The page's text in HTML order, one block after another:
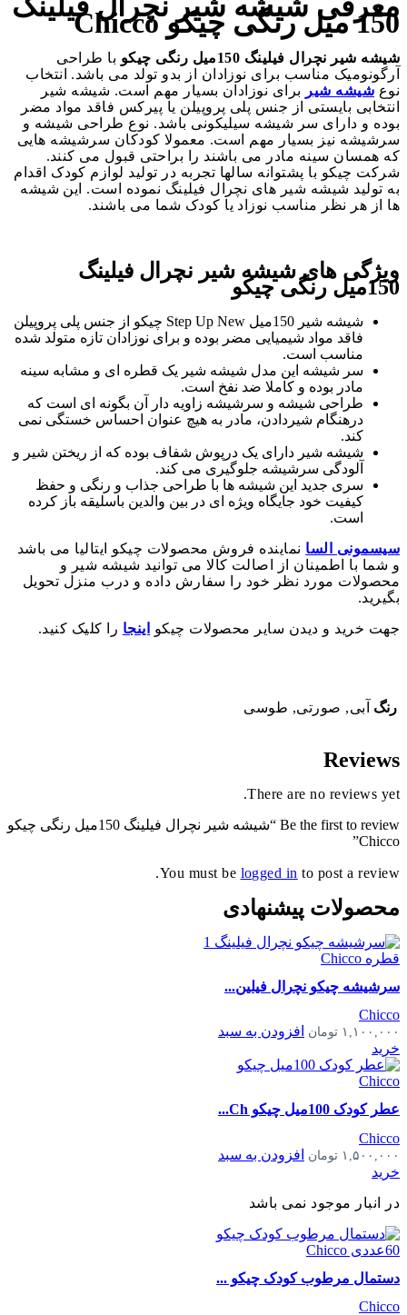
150 میل رنگی چیکو Chicco
شیشه شیر نچرال فیلینگ 150میل رنگی چیکو
با طراحی
آرگونومیک مناسب برای نوزادان از بدو تولد می باشد. انتخاب
نوع شیشه شیر
برای نوزادان بسیار مهم است. شیشه شیر
انتخابی بایستی از جنس پلی پروپیلن یا پیرکس فاقد مواد مضر
بوده و دارای سر شیشه سیلیکونی باشد. نوع طراحی شیشه و
سرشیشه نیز بسیار مهم است. معمولا کودکان سرشیشه هایی
که همسان سینه مادر می باشند را براحتی قبول می کنند.
شرکت چیکو با پشتوانه سالها تجربه در تولید لوازم کودک اقدام
به تولید شیشه شیر های نچرال فیلینگ نموده است. این شیشه
ها از هر نظر مناسب نوزاد یا کودک شما می باشند.
ویژگی های شیشه شیر نچرال فیلینگ
150میل رنگی چیکو
شیشه شیر 150میل Step Up New چیکو از جنس پلی پروپیلن
فاقد مواد شیمیایی مضر بوده و برای نوزادان تازه متولد شده
مناسب است.
سر شیشه این مدل شیشه شیر یک قطره ای و مشابه سینه
مادر بوده و کاملا ضد نفخ است.
طراحی شیشه و سرشیشه زاویه دار آن بگونه ای است که
درهنگام شیردادن، مادر به هیچ عنوان احساس خستگی نمی
کند.
شیشه شیر دارای یک درپوش شفاف بوده که از ریختن شیر و
آلودگی سرشیشه جلوگیری می کند.
سری جدید این شیشه ها با طراحی جذاب و رنگی و حفظ
کیفیت خود جایگاه ویژه ای در بین والدین باسلیقه باز کرده
است.
سیسمونی السا نماینده فروش محصولات چیکو ایتالیا می باشد
و شما با اطمینان از اصالت کالا می توانید شیشه شیر و
محصولات مورد نظر خود را سفارش داده و درب منزل تحویل
بگیرید.
جهت خرید و دیدن سایر محصولات چیکو
اینجا را کلیک کنید.
رنگ آبی, صورتی, طوسی
Reviews
There are no reviews yet.
Be the first to review “شیشه شیر نچرال فیلینگ 150میل رنگی چیکو
Chicco”
You must be logged in to post a review.
محصولات پیشنهادی
سرشیشه چیکو نچرال فیلین...
Chicco
۱,۱۰۰,۰۰۰ تومان
افزودن به سبد
خرید
عطر کودک 100میل چیکو Ch...
Chicco
۱,۵۰۰,۰۰۰ تومان
افزودن به سبد
خرید
در انبار موجود نمی باشد
دستمال مرطوب کودک چیکو ...
Chicco